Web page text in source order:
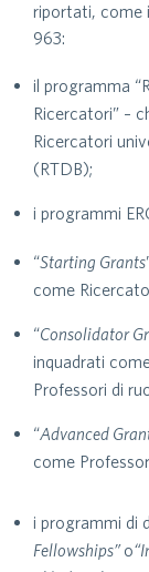
riportati, come
963:
il programma
Ricercatori” –
Ricercatori
(RTDB);
i programmi
“Starting Grants
come
“Consolidator
inquadrati
Professori di
“Advanced
come
i programmi di
Fellowships”o